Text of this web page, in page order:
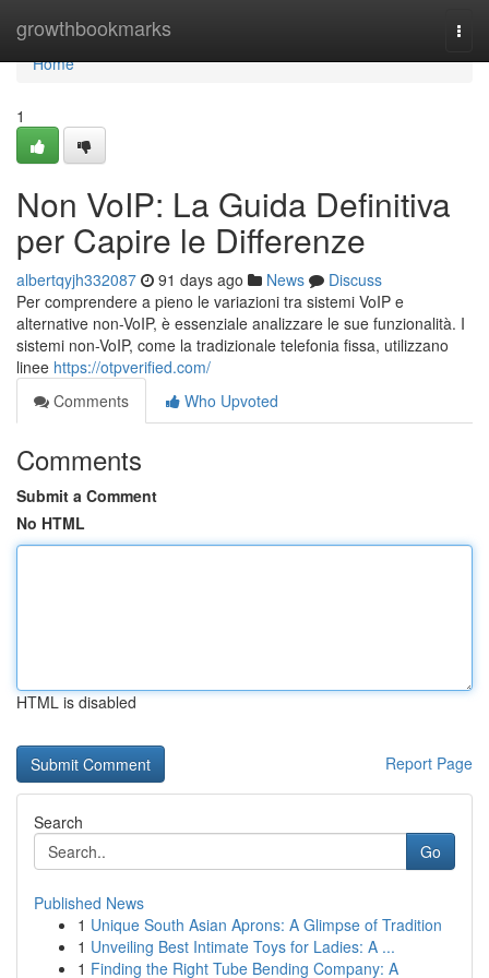
growthbookmarks
Home
Home
1
Non VoIP: La Guida Definitiva
per Capire le Differenze
albertqyjh332087 91 days ago News
Discuss
Per comprendere a pieno le variazioni tra sistemi VoIP e
alternative non-VoIP, è essenziale analizzare le sue funzionalità. I
sistemi non-VoIP, come la tradizionale telefonia fissa, utilizzano
linee https://otpverified.com/
Comments
Who Upvoted
Comments
Submit a Comment
No HTML
HTML is disabled
Report Page
Search
Go
Published News
1 Unique South Asian Aprons: A Glimpse of Tradition
1 Unveiling Best Intimate Toys for Ladies: A ...
1 Finding the Right Tube Bending Company: A